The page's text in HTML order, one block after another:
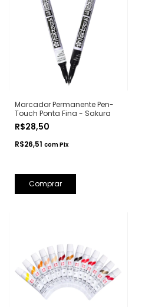
Marcador Permanente Pen-
Touch Ponta Fina - Sakura
R$28,50
R$26,51 comPix
Comprar